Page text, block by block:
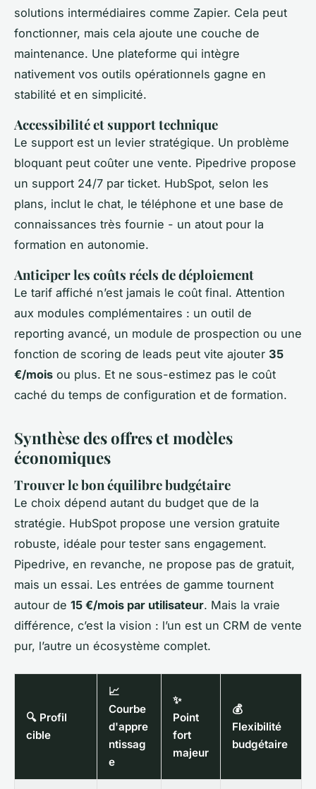
solutions intermédiaires comme Zapier. Cela peut
fonctionner, mais cela ajoute une couche de
maintenance. Une plateforme qui intègre
nativement vos outils opérationnels gagne en
stabilité et en simplicité.
Accessibilité et support technique
Le support est un levier stratégique. Un problème
bloquant peut coûter une vente. Pipedrive propose
un support 24/7 par ticket. HubSpot, selon les
plans, inclut le chat, le téléphone et une base de
connaissances très fournie - un atout pour la
formation en autonomie.
Anticiper les coûts réels de déploiement
Le tarif affiché n’est jamais le coût final. Attention
aux modules complémentaires : un outil de
reporting avancé, un module de prospection ou une
fonction de scoring de leads peut vite ajouter 35
€/mois ou plus. Et ne sous-estimez pas le coût
caché du temps de configuration et de formation.
Synthèse des offres et modèles
économiques
Trouver le bon équilibre budgétaire
Le choix dépend autant du budget que de la
stratégie. HubSpot propose une version gratuite
robuste, idéale pour tester sans engagement.
Pipedrive, en revanche, ne propose pas de gratuit,
mais un essai. Les entrées de gamme tournent
autour de 15 €/mois par utilisateur. Mais la vraie
différence, c’est la vision : l’un est un CRM de vente
pur, l’autre un écosystème complet.
🔍 Profil
cible
📈
Courbe
d'appre
ntissag
e
✨
Point
fort
majeur
💰
Flexibilité
budgétaire